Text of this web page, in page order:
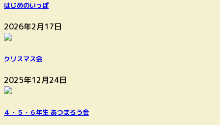
はじめのいっぽ
2026年2月17日
クリスマス会
2025年12月24日
４・５・６年生 あつまろう会